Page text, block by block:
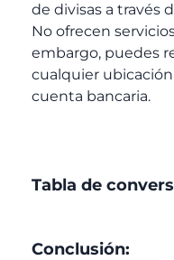
de divisas a través
No ofrecen
embargo, puedes
cualquier
cuenta bancaria.
Tabla de
Conclusión: